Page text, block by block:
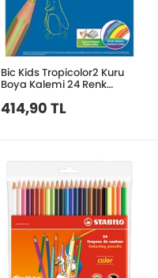
Bic Kids Tropicolor2 Kuru
Boya Kalemi 24 Renk
832568
414,90 TL